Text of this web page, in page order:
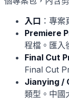
入口 ：專
Premiere
程檔。匯入
Final Cut
Final Cut
Jianying /
類型。中國